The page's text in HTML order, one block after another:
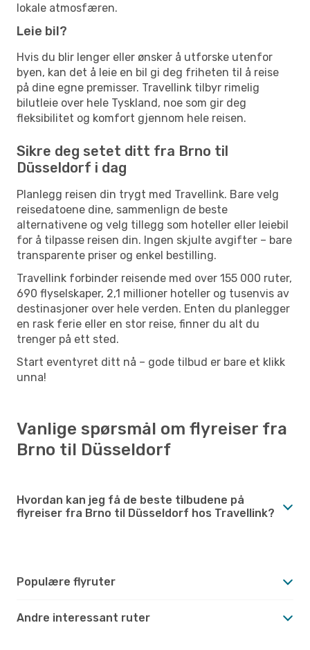
lokale atmosfæren.
Leie bil?
Hvis du blir lenger eller ønsker å utforske utenfor
byen, kan det å leie en bil gi deg friheten til å reise
på dine egne premisser. Travellink tilbyr rimelig
bilutleie over hele Tyskland, noe som gir deg
fleksibilitet og komfort gjennom hele reisen.
Sikre deg setet ditt fra Brno til
Düsseldorf i dag
Planlegg reisen din trygt med Travellink. Bare velg
reisedatoene dine, sammenlign de beste
alternativene og velg tillegg som hoteller eller leiebil
for å tilpasse reisen din. Ingen skjulte avgifter – bare
transparente priser og enkel bestilling.
Travellink forbinder reisende med over 155 000 ruter,
690 flyselskaper, 2,1 millioner hoteller og tusenvis av
destinasjoner over hele verden. Enten du planlegger
en rask ferie eller en stor reise, finner du alt du
trenger på ett sted.
Start eventyret ditt nå – gode tilbud er bare et klikk
unna!
Vanlige spørsmål om flyreiser fra
Brno til Düsseldorf
Hvordan kan jeg få de beste tilbudene på
flyreiser fra Brno til Düsseldorf hos Travellink?
Populære flyruter
Andre interessant ruter